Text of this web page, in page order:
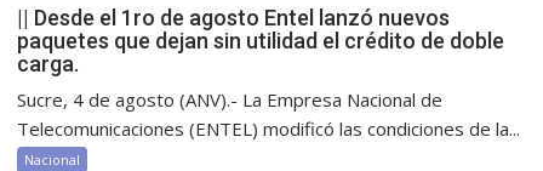
|| Desde el 1ro de agosto Entel lanzó nuevos
paquetes que dejan sin utilidad el crédito de doble
carga.
Sucre, 4 de agosto (ANV).- La Empresa Nacional de
Telecomunicaciones (ENTEL) modificó las condiciones de la...
Nacional